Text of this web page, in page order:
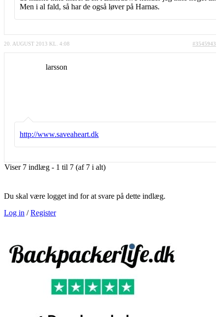
Men i al fald, så har de også løver på Harnas.
20. AUGUST 2013 KL. 4:08 #3545943
larsson
http://www.saveaheart.dk
Viser 7 indlæg - 1 til 7 (af 7 i alt)
Du skal være logget ind for at svare på dette indlæg.
Log in /Register